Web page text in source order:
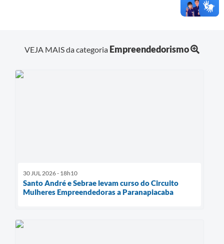
VEJA MAIS da categoria Empreendedorismo
30 JUL 2026 - 18h10
Santo André e Sebrae levam curso do Circuito
Mulheres Empreendedoras a Paranapiacaba